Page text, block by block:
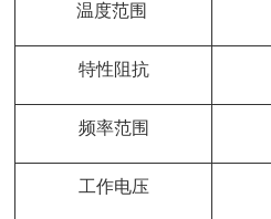
温度范围
特性阻抗
频率范围
工作电压